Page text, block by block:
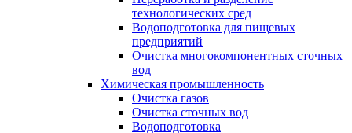
технологических сред
Водоподготовка для пищевых
предприятий
Очистка многокомпонентных сточных
вод
Химическая промышленность
Очистка газов
Очистка сточных вод
Водоподготовка